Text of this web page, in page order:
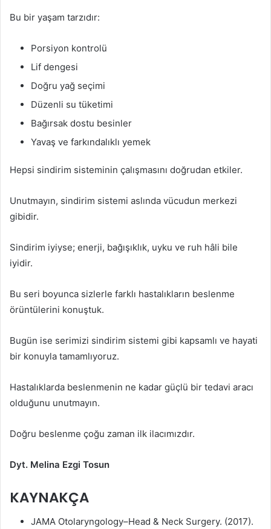
Bu bir yaşam tarzıdır:
Porsiyon kontrolü
Lif dengesi
Doğru yağ seçimi
Düzenli su tüketimi
Bağırsak dostu besinler
Yavaş ve farkındalıklı yemek
Hepsi sindirim sisteminin çalışmasını doğrudan etkiler.
Unutmayın, sindirim sistemi aslında vücudun merkezi
gibidir.
Sindirim iyiyse; enerji, bağışıklık, uyku ve ruh hâli bile
iyidir.
Bu seri boyunca sizlerle farklı hastalıkların beslenme
örüntülerini konuştuk.
Bugün ise serimizi sindirim sistemi gibi kapsamlı ve hayati
bir konuyla tamamlıyoruz.
Hastalıklarda beslenmenin ne kadar güçlü bir tedavi aracı
olduğunu unutmayın.
Doğru beslenme çoğu zaman ilk ilacımızdır.
Dyt. Melina Ezgi Tosun
KAYNAKÇA
JAMA Otolaryngology–Head & Neck Surgery. (2017).